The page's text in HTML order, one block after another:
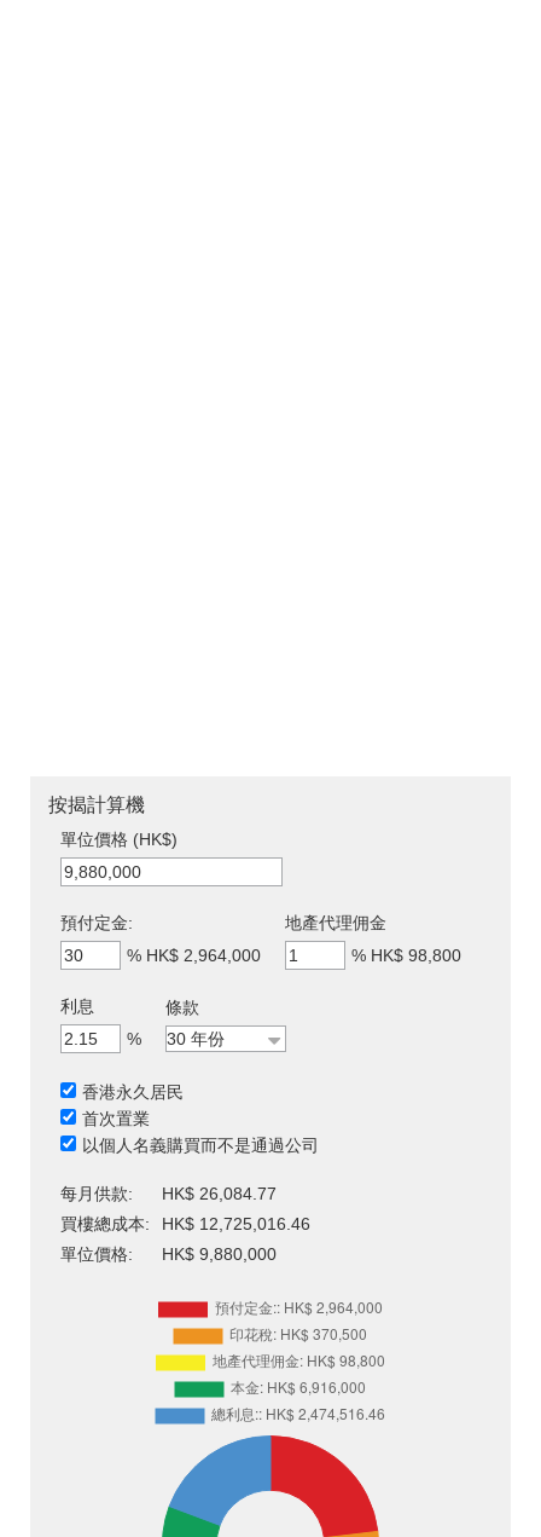
按揭計算機
單位價格 (HK$)
預付定金:
% HK$ 2,964,000
地產代理佣金
% HK$ 98,800
利息
%
條款
香港永久居民
首次置業
以個人名義購買而不是通過公司
每月供款:
HK$ 26,084.77
買樓總成本:
HK$ 12,725,016.46
單位價格:
HK$ 9,880,000